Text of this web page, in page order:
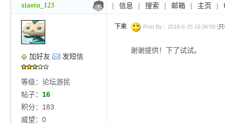
xiaotu_123 | 信息 | 搜索 | 邮箱 | 主页 |
加好友 发短信
等级：论坛游民
帖子： 16
积分：183
威望：0
下来 Post By：2018-6-25 16:36:50 [只
谢谢提供！下了试试。